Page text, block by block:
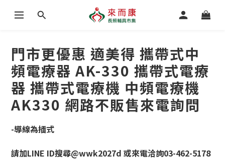
門市更優惠 適美得 攜帶式中
頻電療器 AK-330 攜帶式電療
器 攜帶式電療機 中頻電療機
AK330 網路不販售來電詢問
-導線為插式
請加LINE ID搜尋@wwk2027d 或來電洽詢03-462-5178